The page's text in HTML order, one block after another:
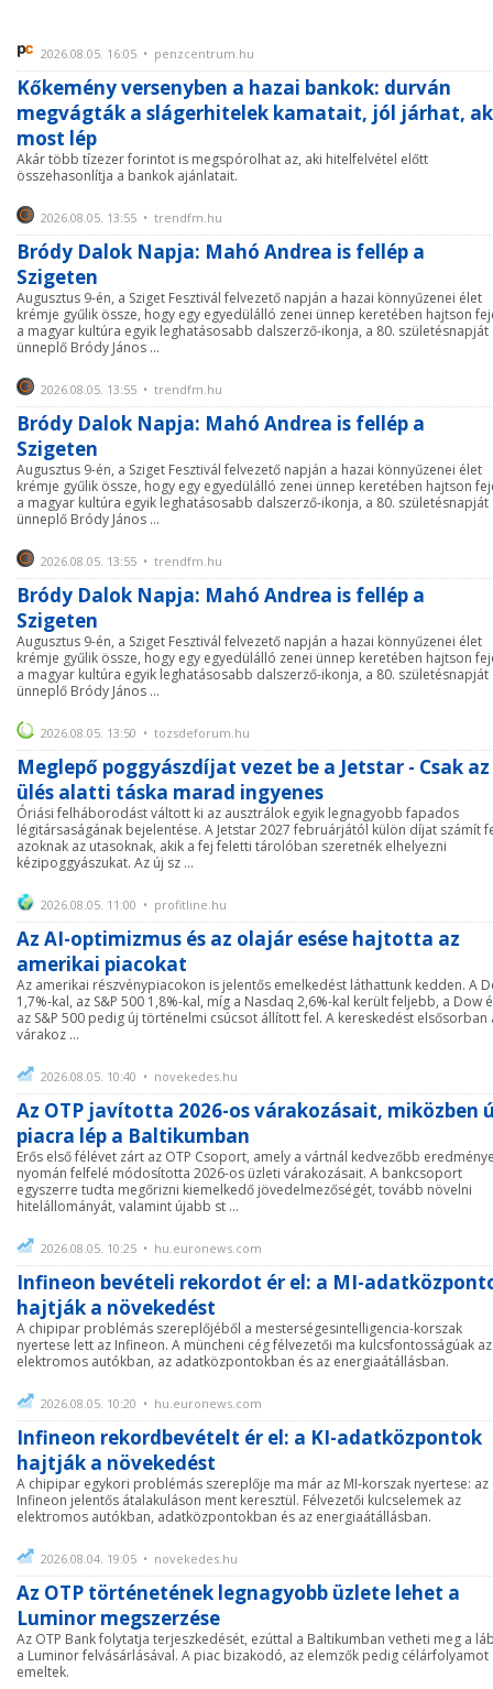
2026.08.05. 16:05 • penzcentrum.hu
Kőkemény versenyben a hazai bankok: durván
megvágták a slágerhitelek kamatait, jól járhat,
most lép
Akár több tízezer forintot is megspórolhat az, aki hitelfelvétel előtt
összehasonlítja a bankok ajánlatait.
2026.08.05. 13:55 • trendfm.hu
Bródy Dalok Napja: Mahó Andrea is fellép a
Szigeten
Augusztus 9-én, a Sziget Fesztivál felvezető napján a hazai könnyűzenei élet
krémje gyűlik össze, hogy egy egyedülálló zenei ünnep keretében hajtson
a magyar kultúra egyik leghatásosabb dalszerző-ikonja, a 80. születésnapját
ünneplő Bródy János ...
2026.08.05. 13:55 • trendfm.hu
Bródy Dalok Napja: Mahó Andrea is fellép a
Szigeten
Augusztus 9-én, a Sziget Fesztivál felvezető napján a hazai könnyűzenei élet
krémje gyűlik össze, hogy egy egyedülálló zenei ünnep keretében hajtson
a magyar kultúra egyik leghatásosabb dalszerző-ikonja, a 80. születésnapját
ünneplő Bródy János ...
2026.08.05. 13:55 • trendfm.hu
Bródy Dalok Napja: Mahó Andrea is fellép a
Szigeten
Augusztus 9-én, a Sziget Fesztivál felvezető napján a hazai könnyűzenei élet
krémje gyűlik össze, hogy egy egyedülálló zenei ünnep keretében hajtson
a magyar kultúra egyik leghatásosabb dalszerző-ikonja, a 80. születésnapját
ünneplő Bródy János ...
2026.08.05. 13:50 • tozsdeforum.hu
Meglepő poggyászdíjat vezet be a Jetstar - Csak az
ülés alatti táska marad ingyenes
Óriási felháborodást váltott ki az ausztrálok egyik legnagyobb fapados
légitársaságának bejelentése. A Jetstar 2027 februárjától külön díjat számít
azoknak az utasoknak, akik a fej feletti tárolóban szeretnék elhelyezni
kézipoggyászukat. Az új sz ...
2026.08.05. 11:00 • profitline.hu
Az AI-optimizmus és az olajár esése hajtotta az
amerikai piacokat
Az amerikai részvénypiacokon is jelentős emelkedést láthattunk kedden. A
1,7%-kal, az S&P 500 1,8%-kal, míg a Nasdaq 2,6%-kal került feljebb, a Dow
az S&P 500 pedig új történelmi csúcsot állított fel. A kereskedést elsősorban
várakoz ...
2026.08.05. 10:40 • novekedes.hu
Az OTP javította 2026-os várakozásait, miközben
piacra lép a Baltikumban
Erős első félévet zárt az OTP Csoport, amely a vártnál kedvezőbb
nyomán felfelé módosította 2026-os üzleti várakozásait. A bankcsoport
egyszerre tudta megőrizni kiemelkedő jövedelmezőségét, tovább növelni
hitelállományát, valamint újabb st ...
2026.08.05. 10:25 • hu.euronews.com
Infineon bevételi rekordot ér el: a MI-
hajtják a növekedést
A chipipar problémás szereplőjéből a mesterségesintelligencia-korszak
nyertese lett az Infineon. A müncheni cég félvezetői ma kulcsfontosságúak az
elektromos autókban, az adatközpontokban és az energiaátállásban.
2026.08.05. 10:20 • hu.euronews.com
Infineon rekordbevételt ér el: a KI-adatközpontok
hajtják a növekedést
A chipipar egykori problémás szereplője ma már az MI-korszak nyertese: az
Infineon jelentős átalakuláson ment keresztül. Félvezetői kulcselemek az
elektromos autókban, adatközpontokban és az energiaátállásban.
2026.08.04. 19:05 • novekedes.hu
Az OTP történetének legnagyobb üzlete lehet a
Luminor megszerzése
Az OTP Bank folytatja terjeszkedését, ezúttal a Baltikumban vetheti meg a
a Luminor felvásárlásával. A piac bizakodó, az elemzők pedig célárfolyamot
emeltek.